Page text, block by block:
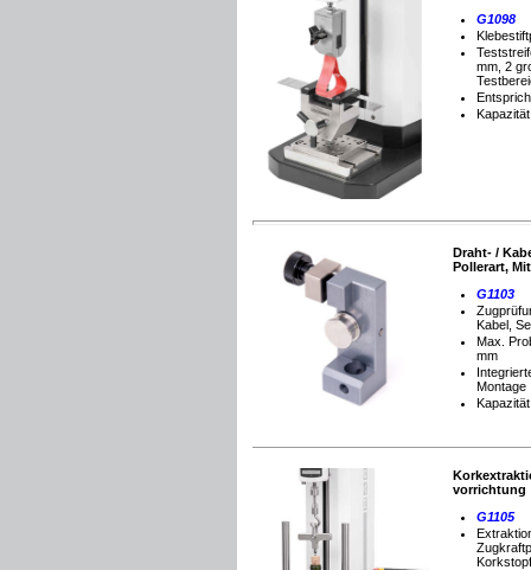
G1098
mm, 2
Draht- /
Pollerart,
G1103
Kabel,
Max.
mm
Montage
vorrichtung
G1105